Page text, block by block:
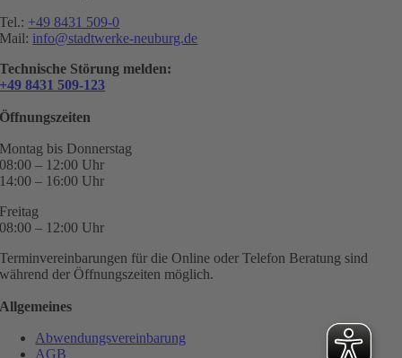
Tel.: +49 8431 509-0
Mail: info@stadtwerke-neuburg.de
Technische Störung melden:
+49 8431 509-123
Öffnungszeiten
Montag bis Donnerstag
08:00 – 12:00 Uhr
14:00 – 16:00 Uhr
Freitag
08:00 – 12:00 Uhr
Terminvereinbarungen für die Online oder Telefon Beratung sind
während der Öffnungszeiten möglich.
Allgemeines
Abwendungsvereinbarung
AGB